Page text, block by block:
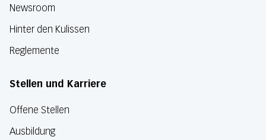
Newsroom
Hinter den Kulissen
Reglemente
Stellen und Karriere
Offene Stellen
Ausbildung